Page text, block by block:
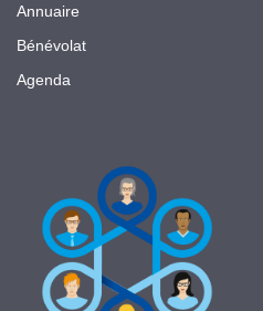
Annuaire
Bénévolat
Agenda